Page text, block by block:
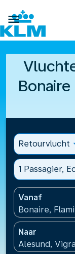

Bonaire
Retourvlucht
1 Passagier,
Vanaf
Bonaire,
Naar
Alesund,